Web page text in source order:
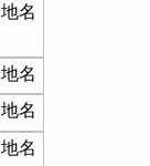
地名
地名
地名
地名